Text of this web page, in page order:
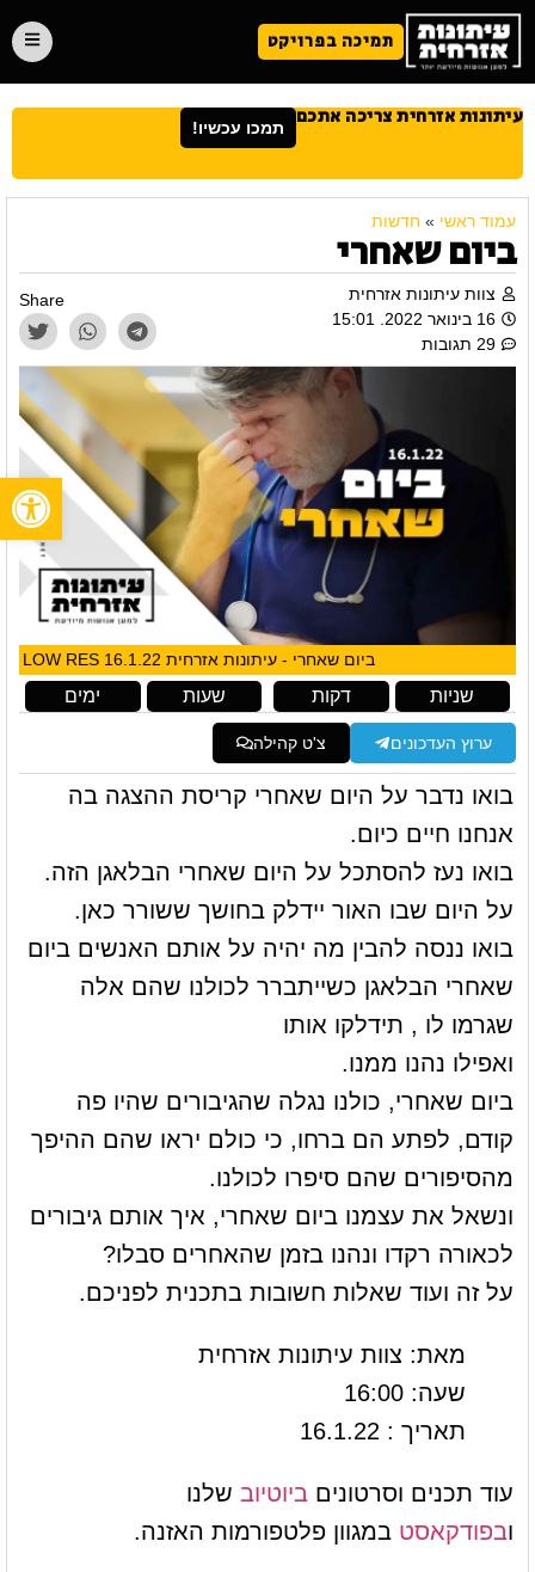
תמיכה בפרויקט
עיתונות אזרחית צריכה אתכם תמכו עכשיו!
עמוד ראשי » חדשות
ביום שאחרי
צוות עיתונות אזרחית
16 בינואר 2022. 15:01
29 תגובות
Share
ביום שאחרי - עיתונות אזרחית 16.1.22 LOW RES
ימים שעות דקות שניות
ערוץ העדכונים צ'ט קהילה
בואו נדבר על היום שאחרי קריסת ההצגה בה
אנחנו חיים כיום.
בואו נעז להסתכל על היום שאחרי הבלאגן הזה.
על היום שבו האור יידלק בחושך ששורר כאן.
בואו ננסה להבין מה יהיה על אותם האנשים ביום
שאחרי הבלאגן כשייתברר לכולנו שהם אלה
שגרמו לו , תידלקו אותו
ואפילו נהנו ממנו.
ביום שאחרי, כולנו נגלה שהגיבורים שהיו פה
קודם, לפתע הם ברחו, כי כולם יראו שהם ההיפך
מהסיפורים שהם סיפרו לכולנו.
ונשאל את עצמנו ביום שאחרי, איך אותם גיבורים
לכאורה רקדו ונהנו בזמן שהאחרים סבלו?
על זה ועוד שאלות חשובות בתכנית לפניכם.
מאת: צוות עיתונות אזרחית
שעה: 16:00
תאריך : 16.1.22
עוד תכנים וסרטונים ביוטיוב שלנו
ובפודקאסט במגוון פלטפורמות האזנה.